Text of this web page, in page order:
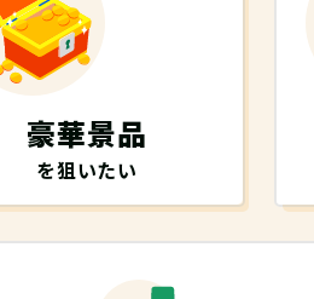
豪華景品
を狙いたい